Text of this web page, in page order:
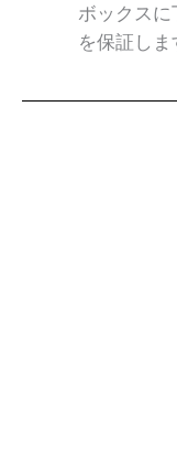
ボックス
を保証しま